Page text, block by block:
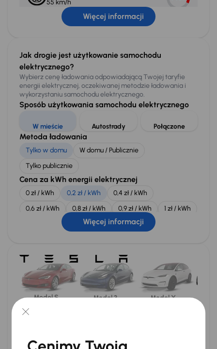
55 km/h
* Otrzymasz bezpłatny publiczny kabel do ładowania
samochodu prądem zmiennym.
DC, 250 kW
610 km/h
* Brak kabla, zawsze dołączony do stacji ładującej.
Wskazany czas ładowania
0 - 100%
7.75 godzin przy użyciu odpowiedniej ładowarki AC o mocy
10 - 80%
30 minut przy użyciu odpowiedniej ładowarki DC o mocy co
najmniej 250 kW.
Do każdego samochodu elektrycznego można
kupić najwyższej klasy stację ładowania od
instalację pod klucz w domu, budynku
mieszkalnym lub firmie.
Więcej informacji
Jak drogie jest użytkowanie samochodu
elektrycznego?
Wybierz cenę ładowania odpowiadającą Twojej taryfie
energii elektrycznej, oczekiwanej metodzie ładowania i
wykorzystaniu samochodu elektrycznego.
Sposób użytkowania samochodu elektrycznego
W mieście Autostrady Połączone
Metoda ładowania
Tylko w domu
W domu / Publicznie
Tylko publicznie
Cena za kWh energii elektrycznej
0 zł / kWh 0,2 zł / kWh
0,4 zł / kWh
0,6 zł / kWh
0,8 zł / kWh 0,9 zł / kWh
1 zł / kWh
1,2 zł / kWh 1,3 zł / kWh
Koszt eksploatacji
Samochód elektryczny
Tesla Model Y
Zużycie
Koszt za 1 kWh
Silnik spalinowy
Škoda Kodiaq TDI
Więcej informacji
Model S Model 3 Model X
Wersja